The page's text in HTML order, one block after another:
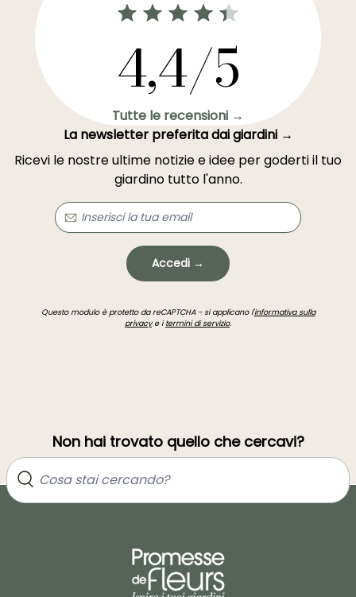
4,4/5
Tutte le recensioni →
La newsletter preferita dai giardini →
Ricevi le nostre ultime notizie e idee per goderti il tuo
giardino tutto l'anno.
Accedi →
Questo modulo è protetto da reCAPTCHA - si applicano l'informativa sulla
privacye itermini di servizio.
Non hai trovato quello che cercavi?